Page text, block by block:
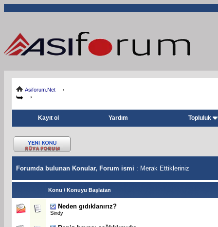
Asiforum.Net
Kayıt ol Yardım Topluluk
Forumda bulunan Konular, Forum ismi : Merak Ettikleriniz
Konu / Konuyu Başlatan
Neden gıdıklanırız?
Sindy